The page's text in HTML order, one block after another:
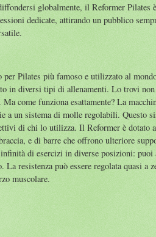
globalmente, il Reformer Pilates
dedicate, attirando un pubblico
Pilates più famoso e utilizzato al
in diversi tipi di allenamenti. Lo trovi
come funziona esattamente? La
a un sistema di molle regolabili. Questo
di chi lo utilizza. Il Reformer è dotato
e di barre che offrono ulteriore
di esercizi in diverse posizioni:
resistenza può essere regolata quasi a
muscolare.